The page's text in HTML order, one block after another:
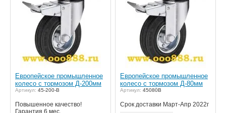
Европейское промышленное
колесо с тормозом Д-200мм
Артикул: 45-200-В
Повышенное качество!
Гарантия 6 мес.
Европейское промышленное
колесо с тормозом Д-80мм
Артикул: 45080В
Срок доставки Март-Апр 2022г